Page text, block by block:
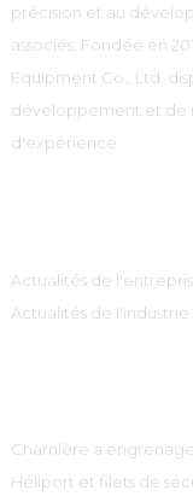
précision et au
associés. Fondée en
Equipment Co., Ltd.
développement et de
d'expérience.
Actualités de
Actualités de l'industrie
Charnière à
Héliport et filets de